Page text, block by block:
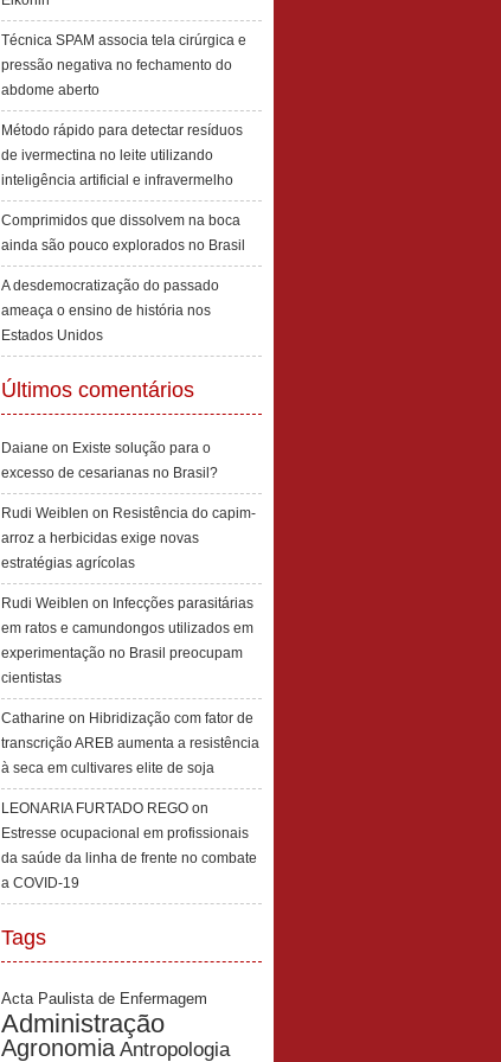
Técnica SPAM associa tela cirúrgica e
pressão negativa no fechamento do
abdome aberto
Método rápido para detectar resíduos
de ivermectina no leite utilizando
inteligência artificial e infravermelho
Comprimidos que dissolvem na boca
ainda são pouco explorados no Brasil
A desdemocratização do passado
ameaça o ensino de história nos
Estados Unidos
Últimos comentários
Daiane on Existe solução para o
excesso de cesarianas no Brasil?
Rudi Weiblen on Resistência do capim-
arroz a herbicidas exige novas
estratégias agrícolas
Rudi Weiblen on Infecções parasitárias
em ratos e camundongos utilizados em
experimentação no Brasil preocupam
cientistas
Catharine on Hibridização com fator de
transcrição AREB aumenta a resistência
à seca em cultivares elite de soja
LEONARIA FURTADO REGO on
Estresse ocupacional em profissionais
da saúde da linha de frente no combate
a COVID-19
Tags
Acta Paulista de Enfermagem
Administração
Agronomia Antropologia